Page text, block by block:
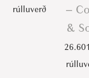
rúlluverð
–
&
26.601